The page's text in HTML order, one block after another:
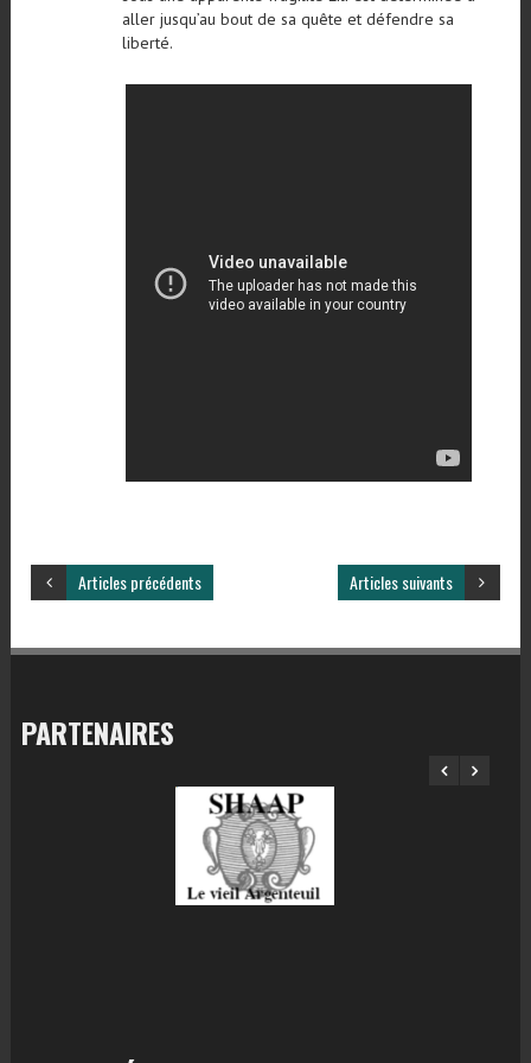
aller jusqu’au bout de sa quête et défendre sa
liberté.
Articles suivants
Articles précédents
PARTENAIRES